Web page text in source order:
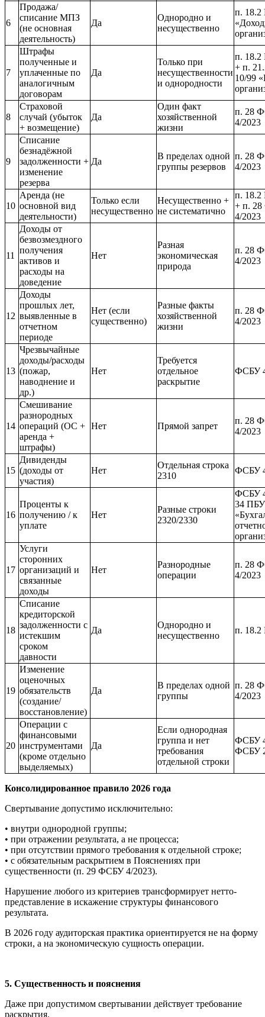
6
Продажа/
списание МПЗ
(не основная
деятельность)
Да
Однородно и
несущественно
п. 18.2
7
Штрафы
полученные и
уплаченные по
аналогичным
договорам
Да
Только при
несущественности
и однородности
п. 18.2
+ п.
10/99
8
Страховой
случай (убыток
+ возмещение)
Да
Один факт
хозяйственной
жизни
п. 28
4/2023
9
Списание
безнадёжной
задолженности +
изменение
резерва
Да
В пределах одной
группы резервов
п. 28
4/2023
10
Аренда (не
основной вид
деятельности)
Только если
несущественно
Несущественно +
не систематично
п. 18.2
+ п.
4/2023
11
Доходы от
безвозмездного
получения
активов и
расходы на
доведение
Нет
Разная
экономическая
природа
п. 28
4/2023
12
Доходы
прошлых лет,
выявленные в
отчетном
периоде
Нет (если
существенно)
Разные факты
хозяйственной
жизни
п. 28
4/2023
13
Чрезвычайные
доходы/расходы
(пожар,
наводнение и
др.)
Нет
Требуется
отдельное
раскрытие
ФСБУ
14
Смешивание
разнородных
операций (ОС +
аренда +
штрафы)
Нет Прямой запрет
п. 28
4/2023
15
Дивиденды
(доходы от
участия)
Нет
Отдельная строка
2310
ФСБУ
16
Проценты к
получению / к
уплате
Нет
Разные строки
2320/2330
ФСБУ
34
17
Услуги
сторонних
организаций и
связанные
доходы
Нет
Разнородные
операции
п. 28
4/2023
18
Списание
кредиторской
задолженности с
истекшим
сроком
давности
Да
Однородно и
несущественно
п.
19
Изменение
оценочных
обязательств
(создание/
восстановление)
Да
В пределах одной
группы
п. 28
4/2023
20
Операции с
финансовыми
инструментами
(кроме отдельно
выделяемых)
Да
Если однородная
группа и нет
требования
отдельной строки
ФСБУ
ФСБУ
Консолидированное правило 2026 года
Свертывание допустимо исключительно:
• внутри однородной группы;
• при отражении результата, а не процесса;
• при отсутствии прямого требования к отдельной строке;
• с обязательным раскрытием в Пояснениях при
существенности (п. 29 ФСБУ 4/2023).
Нарушение любого из критериев трансформирует нетто-
представление в искажение структуры финансового
результата.
В 2026 году аудиторская практика ориентируется не на форму
строки, а на экономическую сущность операции.
5. Существенность и пояснения
Даже при допустимом свертывании действует требование
раскрытия.